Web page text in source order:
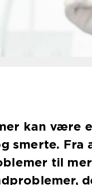
kan være
smerte. Fra
til